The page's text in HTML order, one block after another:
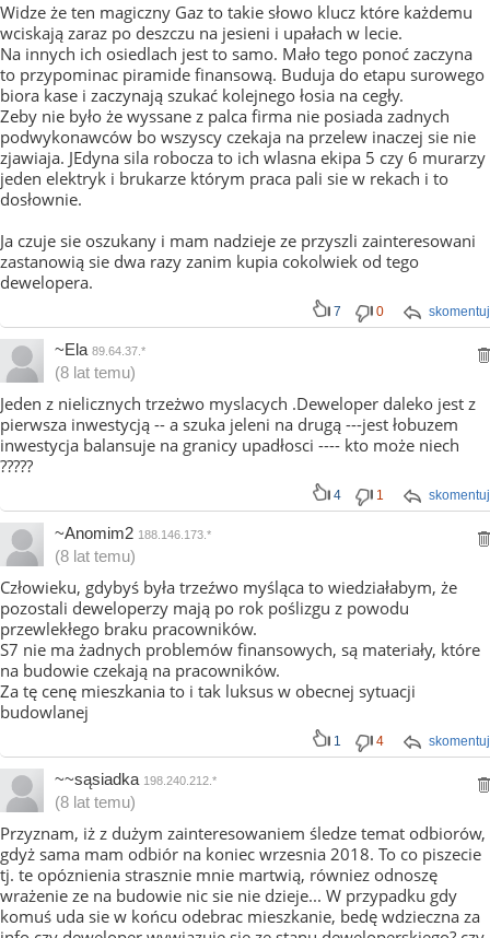
Widze że ten magiczny Gaz to takie słowo klucz które każdemu
wciskają zaraz po deszczu na jesieni i upałach w lecie.
Na innych ich osiedlach jest to samo. Mało tego ponoć zaczyna
to przypominac piramide finansową. Buduja do etapu surowego
biora kase i zaczynają szukać kolejnego łosia na cegły.
Zeby nie było że wyssane z palca firma nie posiada zadnych
podwykonawców bo wszyscy czekaja na przelew inaczej sie nie
zjawiaja. JEdyna sila robocza to ich wlasna ekipa 5 czy 6 murarzy
jeden elektryk i brukarze którym praca pali sie w rekach i to
dosłownie.
Ja czuje sie oszukany i mam nadzieje ze przyszli zainteresowani
zastanowią sie dwa razy zanim kupia cokolwiek od tego
dewelopera.
skomentuj
7 0
~Ela 89.64.37.*
(8 lat temu)
Jeden z nielicznych trzeżwo myslacych .Deweloper daleko jest z
pierwsza inwestycją -- a szuka jeleni na drugą ---jest łobuzem
inwestycja balansuje na granicy upadłosci ---- kto może niech
?????
skomentuj
4 1
~Anomim2 188.146.173.*
(8 lat temu)
Człowieku, gdybyś była trzeźwo myśląca to wiedziałabym, że
pozostali deweloperzy mają po rok poślizgu z powodu
przewlekłego braku pracowników.
S7 nie ma żadnych problemów finansowych, są materiały, które
na budowie czekają na pracowników.
Za tę cenę mieszkania to i tak luksus w obecnej sytuacji
budowlanej
skomentuj
1 4
~~sąsiadka 198.240.212.*
(8 lat temu)
Przyznam, iż z dużym zainteresowaniem śledze temat odbiorów,
gdyż sama mam odbiór na koniec wrzesnia 2018. To co piszecie
tj. te opóznienia strasznie mnie martwią, równiez odnoszę
wrażenie ze na budowie nic sie nie dzieje... W przypadku gdy
komuś uda sie w końcu odebrac mieszkanie, bedę wdzieczna za